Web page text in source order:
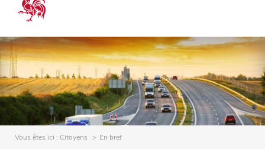
Vous êtes ici : Citoyens En bref